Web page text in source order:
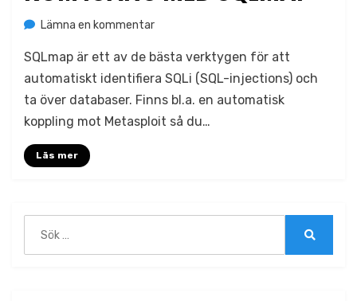
avJonas Lejon
Lämna en kommentarpå
igång
med
SQLmap
SQLmap är ett av de bästa verktygen för att
automatiskt identifiera SQLi (SQL-injections) och
ta över databaser. Finns bl.a. en automatisk
koppling mot Metasploit så du…
Läs mer
efter: